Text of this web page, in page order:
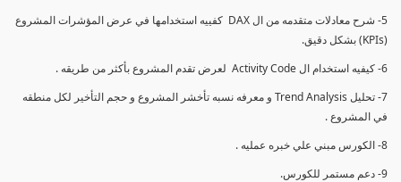
5- شرح معادلات متقدمه من ال DAX كفييه استخدامها في عرض المؤشرات المشروع
(KPIs) بشكل دقيق.
6- كيفيه استخدام ال Activity Code لعرض تقدم المشروع بأكثر من طريقه .
7- تحليل Trend Analysis و معرفه نسبه تأخشر المشروع و حجم التأخير لكل منطقه
في المشروع .
8- الكورس مبني علي خبره عمليه .
9- دعم مستمر للكورس.